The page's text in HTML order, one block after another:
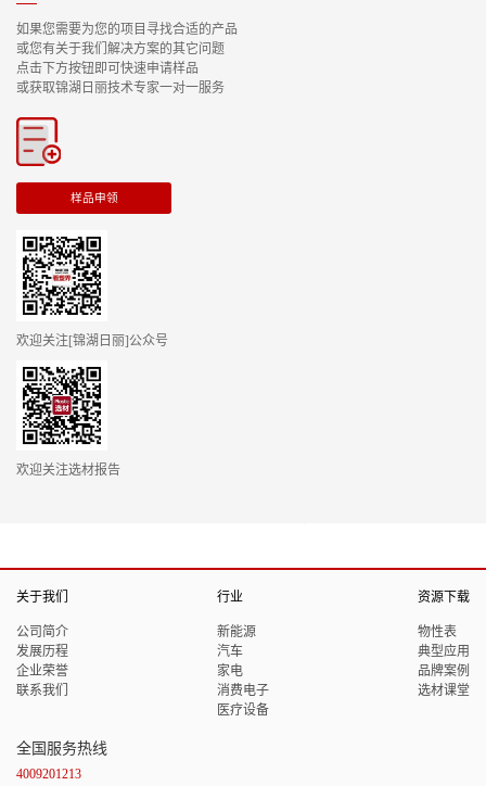
如果您需要为您的项目寻找合适的产品
或您有关于我们解决方案的其它问题
点击下方按钮即可快速申请样品
或获取锦湖日丽技术专家一对一服务
样品申领
欢迎关注[锦湖日丽]公众号
欢迎关注选材报告
关于我们
公司简介
发展历程
企业荣誉
联系我们
行业
新能源
汽车
家电
消费电子
医疗设备
资源下载
物性表
典型应用
品牌案例
选材课堂
全国服务热线
4009201213